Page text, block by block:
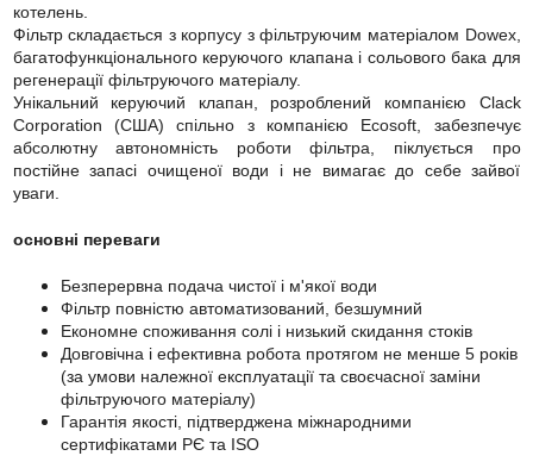
котелень.
Фільтр складається з корпусу з фільтруючим матеріалом Dowex,
багатофункціонального керуючого клапана і сольового бака для
регенерації фільтруючого матеріалу.
Унікальний керуючий клапан, розроблений компанією Clack
Corporation (США) спільно з компанією Ecosoft, забезпечує
абсолютну автономність роботи фільтра, піклується про
постійне запасі очищеної води і не вимагає до себе зайвої
уваги.
основні переваги
Безперервна подача чистої і м'якої води
Фільтр повністю автоматизований, безшумний
Економне споживання солі і низький скидання стоків
Довговічна і ефективна робота протягом не менше 5 років
(за умови належної експлуатації та своєчасної заміни
фільтруючого матеріалу)
Гарантія якості, підтверджена міжнародними
сертифікатами РЄ та ISO